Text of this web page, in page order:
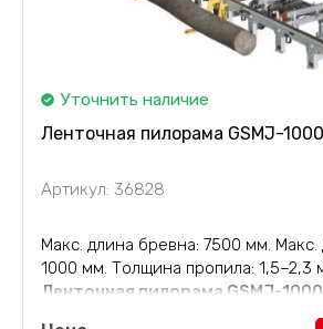
Уточнить наличие
Ленточная пилорама GSMJ-1000
Артикул: 36828
Макс. длина бревна: 7500 мм.
1000 мм. Толщина пропила: 1,5–2,3
Ленточная пилорама GSMJ-1000
ленточный бревнопильный